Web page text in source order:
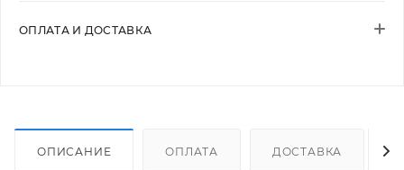
ОПЛАТА И ДОСТАВКА
ОПИСАНИЕ ОПЛАТА ДОСТАВКА